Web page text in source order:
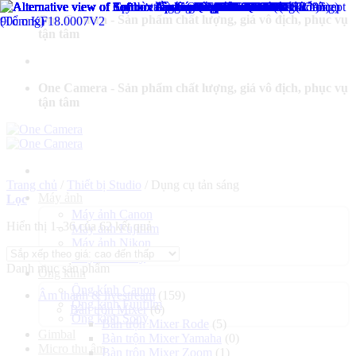
Bỏ
dung
One Camera - Sản phẩm chất lượng, giá vô địch, phục vụ
tận tâm
One Camera - Sản phẩm chất lượng, giá vô địch, phục vụ
tận tâm
Máy ảnh Canon
Máy ảnh Fujifilm
Máy ảnh Nikon
Máy ảnh Sony
Ống kính
Ống kính Canon
Ống kính Fujifilm
Ống kính Sony
Micro thu âm
Trang chủ Thiết bị Studio
Dụng cụ tản sáng
Lọc
Hiển thị 1–36 của 62 kết quả Đã
cao
đến
thấp
Danh mục sản phẩm
Âm thanh & livestream (159)
Bàn trộn Mixer (6)
Bàn trộn Mixer Rode (5)
Bàn trộn Mixer Yamaha (0)
Bàn trộn Mixer Zoom (1)